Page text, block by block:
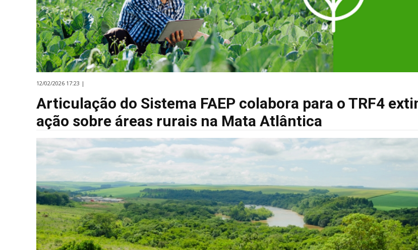
12/02/2026 17:23 |
Articulação do Sistema FAEP colabora para o TRF4
ação sobre áreas rurais na Mata Atlântica